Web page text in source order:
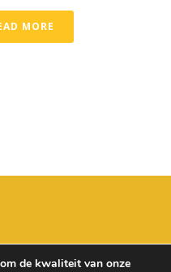
MORE
de kwaliteit van onze